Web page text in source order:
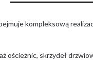
kompleksową
ościeżnic, skrzydeł